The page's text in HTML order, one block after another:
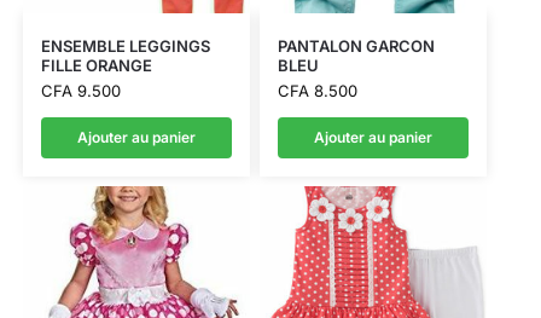
ENSEMBLE LEGGINGS
FILLE ORANGE
CFA9.500
Ajouter au panier
PANTALON GARCON
BLEU
CFA8.500
Ajouter au panier